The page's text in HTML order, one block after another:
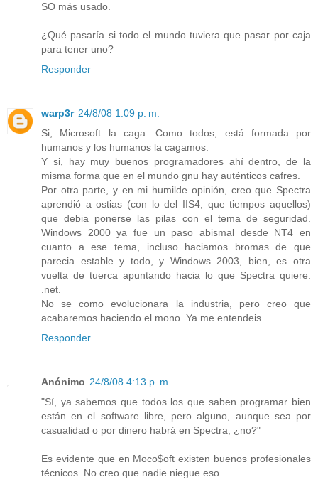
SO más usado.
¿Qué pasaría si todo el mundo tuviera que pasar por caja
para tener uno?
Responder
warp3r 24/8/08 1:09 p. m.
Si, Microsoft la caga. Como todos, está formada por
humanos y los humanos la cagamos.
Y si, hay muy buenos programadores ahí dentro, de la
misma forma que en el mundo gnu hay auténticos cafres.
Por otra parte, y en mi humilde opinión, creo que Spectra
aprendió a ostias (con lo del IIS4, que tiempos aquellos)
que debia ponerse las pilas con el tema de seguridad.
Windows 2000 ya fue un paso abismal desde NT4 en
cuanto a ese tema, incluso haciamos bromas de que
parecia estable y todo, y Windows 2003, bien, es otra
vuelta de tuerca apuntando hacia lo que Spectra quiere:
.net.
No se como evolucionara la industria, pero creo que
acabaremos haciendo el mono. Ya me entendeis.
Responder
Anónimo 24/8/08 4:13 p. m.
"Sí, ya sabemos que todos los que saben programar bien
están en el software libre, pero alguno, aunque sea por
casualidad o por dinero habrá en Spectra, ¿no?"
Es evidente que en Moco$oft existen buenos profesionales
técnicos. No creo que nadie niegue eso.